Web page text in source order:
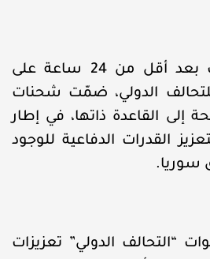
وتأتي هذه التعزيزات بعد أقل من 24 ساعة على
الدولي، ضمّت شحنات
إلى القاعدة ذاتها، في إطار
القدرات الدفاعية للوجود
سوريا.
“التحالف الدولي” تعزيزات